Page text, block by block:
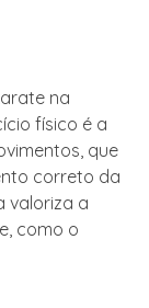
na
físico é a
que
correto da
valoriza a
como o